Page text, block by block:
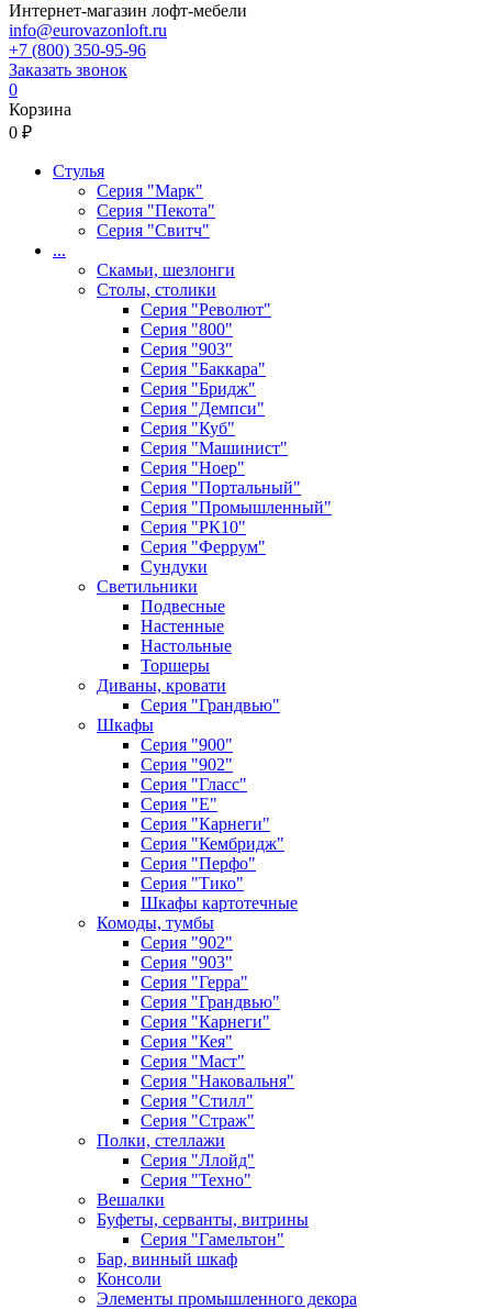
Интернет-магазин лофт-мебели
info@eurovazonloft.ru
+7 (800) 350-95-96
Заказать звонок
0
Корзина
0 ₽
Стулья
Серия "Марк"
Серия "Пекота"
Серия "Свитч"
...
Скамьи, шезлонги
Столы, столики
Серия "Револют"
Серия "800"
Серия "903"
Серия "Баккара"
Серия "Бридж"
Серия "Демпси"
Серия "Куб"
Серия "Машинист"
Серия "Ноер"
Серия "Портальный"
Серия "Промышленный"
Серия "РК10"
Серия "Феррум"
Сундуки
Светильники
Подвесные
Настенные
Настольные
Торшеры
Диваны, кровати
Серия "Грандвью"
Шкафы
Серия "900"
Серия "902"
Серия "Гласс"
Серия "Е"
Серия "Карнеги"
Серия "Кембридж"
Серия "Перфо"
Серия "Тико"
Шкафы картотечные
Комоды, тумбы
Серия "902"
Серия "903"
Серия "Герра"
Серия "Грандвью"
Серия "Карнеги"
Серия "Кея"
Серия "Маст"
Серия "Наковальня"
Серия "Стилл"
Серия "Страж"
Полки, стеллажи
Серия "Ллойд"
Серия "Техно"
Вешалки
Буфеты, серванты, витрины
Серия "Гамельтон"
Бар, винный шкаф
Консоли
Элементы промышленного декора